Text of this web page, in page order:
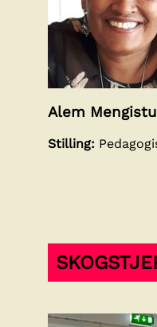
Alem Mengistu
Stilling: